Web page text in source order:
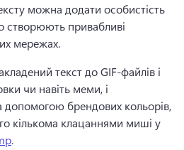
можна додати особистість
створюють привабливі
мережах.
текст до GIF-файлів і
чи навіть меми, і
допомогою брендових кольорів,
кількома клацаннями миші у
.